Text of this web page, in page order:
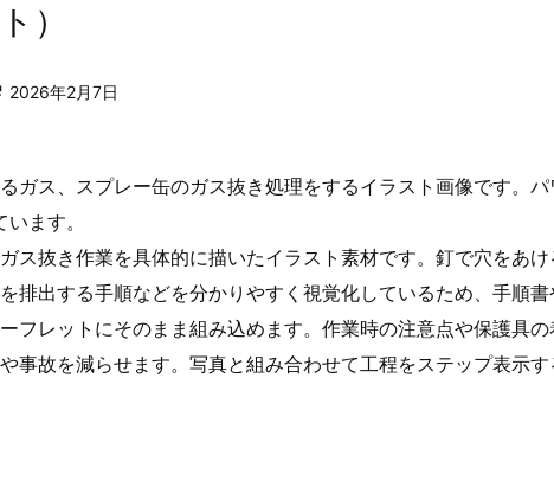
）
2026年2月7日
ガス、スプレー缶のガス抜き処理をするイラスト画像です。パ
ます。
ス抜き作業を具体的に描いたイラスト素材です。釘で穴をあ
排出する手順などを分かりやすく視覚化しているため、手順書
フレットにそのまま組み込めます。作業時の注意点や保護具
事故を減らせます。写真と組み合わせて工程をステップ表示す